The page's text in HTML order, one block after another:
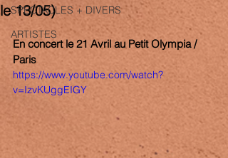
SPECTACLES + DIVERS
ARTISTES
le 13/05)
En concert le 21 Avril au Petit Olympia /
Paris
https://www.youtube.com/watch?
v=IzvKUggEIGY